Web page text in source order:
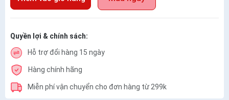
Quyền lợi & chính sách:
Hỗ trợ đổi hàng 15 ngày
Hàng chính hãng
Miễn phí vận chuyển cho đơn hàng từ 299k